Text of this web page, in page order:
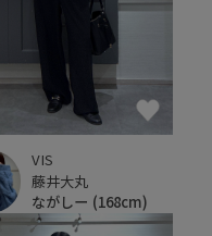
VIS
藤井大丸
ながしー (168cm)